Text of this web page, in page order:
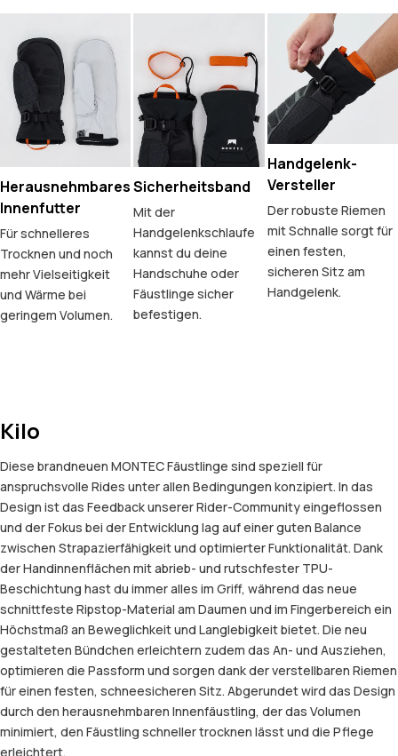
Herausnehmbares
Innenfutter
Für schnelleres
Trocknen und noch
mehr Vielseitigkeit
und Wärme bei
geringem Volumen.
Sicherheitsband
Mit der
Handgelenkschlaufe
kannst du deine
Handschuhe oder
Fäustlinge sicher
befestigen.
Handgelenk-
Versteller
Der robuste Riemen
mit Schnalle sorgt für
einen festen,
sicheren Sitz am
Handgelenk.
Kilo
Diese brandneuen MONTEC Fäustlinge sind speziell für
anspruchsvolle Rides unter allen Bedingungen konzipiert. In das
Design ist das Feedback unserer Rider-Community eingeflossen
und der Fokus bei der Entwicklung lag auf einer guten Balance
zwischen Strapazierfähigkeit und optimierter Funktionalität. Dank
der Handinnenflächen mit abrieb- und rutschfester TPU-
Beschichtung hast du immer alles im Griff, während das neue
schnittfeste Ripstop-Material am Daumen und im Fingerbereich ein
Höchstmaß an Beweglichkeit und Langlebigkeit bietet. Die neu
gestalteten Bündchen erleichtern zudem das An- und Ausziehen,
optimieren die Passform und sorgen dank der verstellbaren Riemen
für einen festen, schneesicheren Sitz. Abgerundet wird das Design
durch den herausnehmbaren Innenfäustling, der das Volumen
minimiert, den Fäustling schneller trocknen lässt und die Pflege
erleichtert.